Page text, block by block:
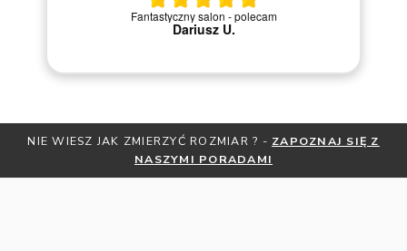
Szybka i sprawna obsługa.
NIE WIESZ JAK ZMIERZYĆ ROZMIAR ? - ZAPOZNAJ SIĘ Z
NASZYMI PORADAMI